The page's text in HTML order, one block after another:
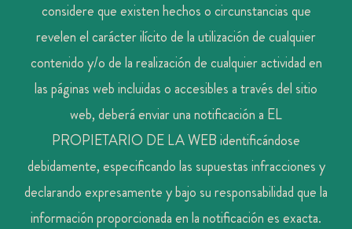
considere que existen hechos o circunstancias que
revelen el carácter ilícito de la utilización de cualquier
contenido y/o de la realización de cualquier actividad en
las páginas web incluidas o accesibles a través del sitio
web, deberá enviar una notificación a EL
PROPIETARIO DE LA WEB identificándose
debidamente, especificando las supuestas infracciones y
declarando expresamente y bajo su responsabilidad que la
información proporcionada en la notificación es exacta.